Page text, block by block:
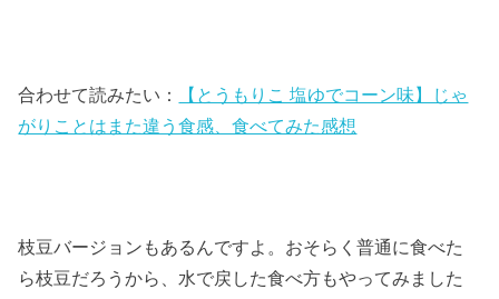
合わせて読みたい：
【とうもりこ 塩ゆでコーン味】じゃ
がりことはまた違う食感、食べてみた感想
枝豆バージョンもあるんですよ。おそらく普通に食べた
ら枝豆だろうから、水で戻した食べ方もやってみました